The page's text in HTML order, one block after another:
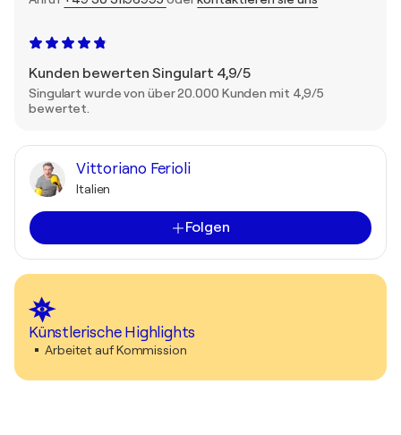
Kunden bewerten Singulart 4,9/5
Singulart wurde von über 20.000 Kunden mit 4,9/5
bewertet.
Vittoriano Ferioli
Italien
Folgen
Künstlerische Highlights
Arbeitet auf Kommission